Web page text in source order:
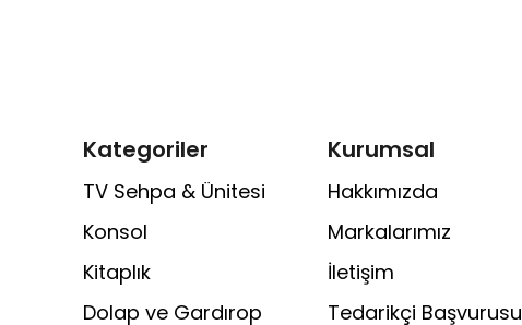
Kategoriler
TV Sehpa & Ünitesi
Konsol
Kitaplık
Dolap ve Gardırop
Kurumsal
Hakkımızda
Markalarımız
İletişim
Tedarikçi Başvurusu